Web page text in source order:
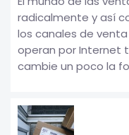
radicalmente y así
los canales de
operan por Internet
cambie un poco la